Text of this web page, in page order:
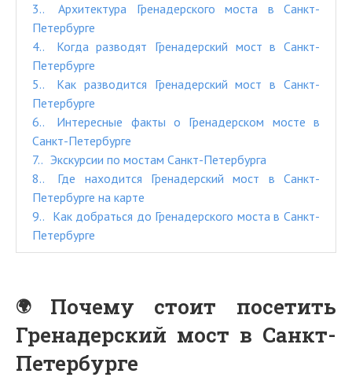
3.
Архитектура Гренадерского моста в Санкт-
Петербурге
4.
Когда разводят Гренадерский мост в Санкт-
Петербурге
5.
Как разводится Гренадерский мост в Санкт-
Петербурге
6.
Интересные факты о Гренадерском мосте в
Санкт-Петербурге
7.
Экскурсии по мостам Санкт-Петербурга
8.
Где находится Гренадерский мост в Санкт-
Петербурге на карте
9.
Как добраться до Гренадерского моста в Санкт-
Петербурге
Почему стоит посетить
Гренадерский мост в Санкт-
Петербурге